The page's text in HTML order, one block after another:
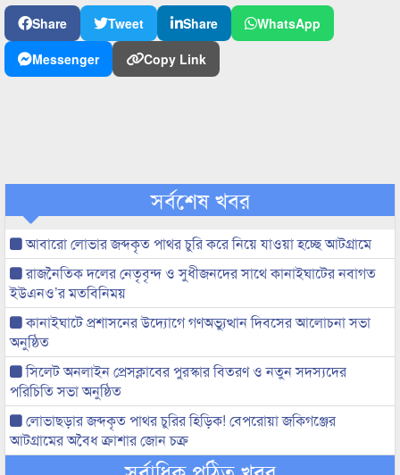
Share Tweet Share
WhatsApp
Messenger
Copy Link
সর্বশেষ খবর
আবারো লোভার জব্দকৃত পাথর চুরি করে নিয়ে যাওয়া হচ্ছে আটগ্রামে
রাজনৈতিক দলের নেতৃবৃন্দ ও সুধীজনদের সাথে কানাইঘাটের নবাগত
ইউএনও’র মতবিনিময়
কানাইঘাটে প্রশাসনের উদ্যোগে গণঅভ্যুত্থান দিবসের আলোচনা সভা
অনুষ্ঠিত
সিলেট অনলাইন প্রেসক্লাবের পুরস্কার বিতরণ ও নতুন সদস্যদের
পরিচিতি সভা অনুষ্ঠিত
লোভাছড়ার জব্দকৃত পাথর চুরির হিড়িক! বেপরোয়া জকিগঞ্জের
আটগ্রামের অবৈধ ক্রাশার জোন চক্র